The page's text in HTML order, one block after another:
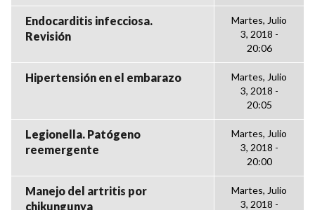
Endocarditis infecciosa.
Revisión
Martes, Julio
3, 2018 -
20:06
Hipertensión en el embarazo
Martes, Julio
3, 2018 -
20:05
Legionella. Patógeno
reemergente
Martes, Julio
3, 2018 -
20:00
Manejo del artritis por
chikungunya
Martes, Julio
3, 2018 -